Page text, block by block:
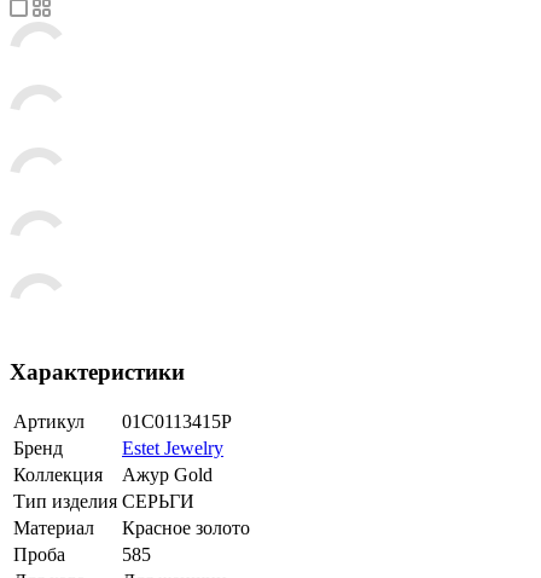
Характеристики
Артикул
01С0113415Р
Бренд
Estet Jewelry
Коллекция
Ажур Gold
Тип изделия СЕРЬГИ
Материал
Красное золото
Проба
585